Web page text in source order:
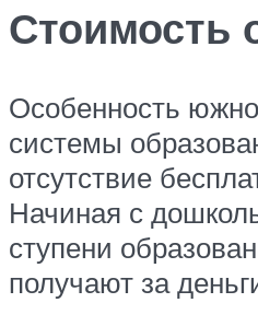
Стоимость
Особенность
системы
отсутствие
Начиная с
ступени
получают за